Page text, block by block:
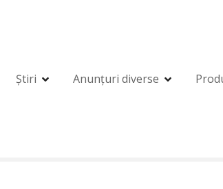
Știri Anunțuri diverse